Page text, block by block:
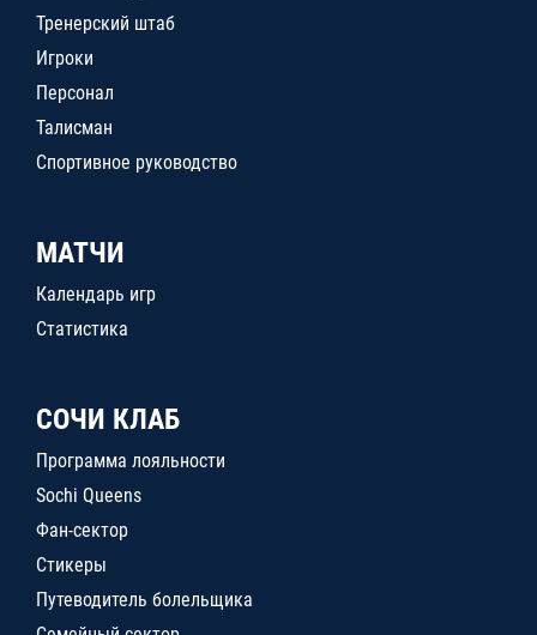
Тренерский штаб
Игроки
Персонал
Талисман
Спортивное руководство
МАТЧИ
Календарь игр
Статистика
СОЧИ КЛАБ
Программа лояльности
Sochi Queens
Фан-сектор
Стикеры
Путеводитель болельщика